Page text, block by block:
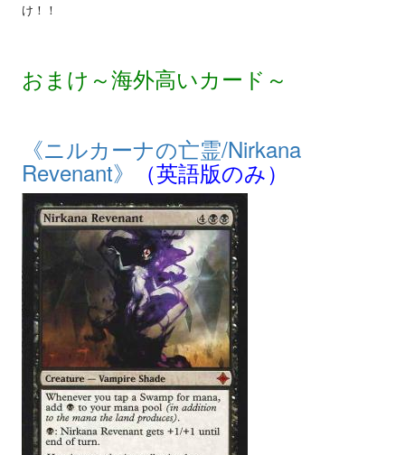
け！！
おまけ～海外高いカード～
《ニルカーナの亡霊/Nirkana
Revenant》 （英語版のみ）